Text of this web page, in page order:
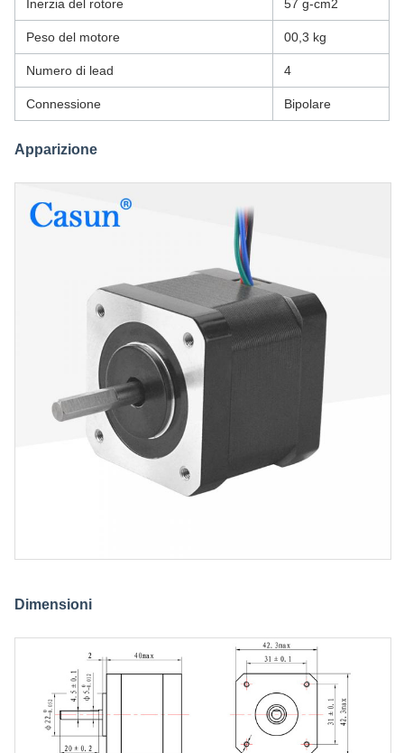
Inerzia del rotore 57 g-cm2
Peso del motore 00,3 kg
Numero di lead 4
Connessione Bipolare
Apparizione
Dimensioni